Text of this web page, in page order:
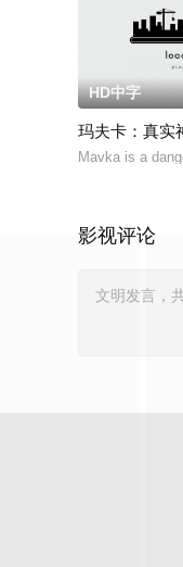
HD中字
玛夫卡：真实
Mavka is a
影视评论